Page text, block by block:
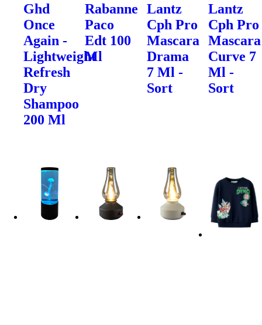
Ghd
Once
Again -
Lightweight
Refresh
Dry
Shampoo
200 Ml
Rabanne
Paco
Edt 100
Ml
Lantz
Cph Pro
Mascara
Drama
7 Ml -
Sort
Lantz
Cph Pro
Mascara
Curve 7
Ml -
Sort